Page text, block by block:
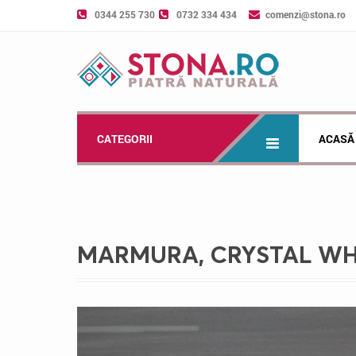
0344 255 730 0732 334 434 comenzi@stona.ro
CATEGORII ACASĂ
MARMURA, CRYSTAL